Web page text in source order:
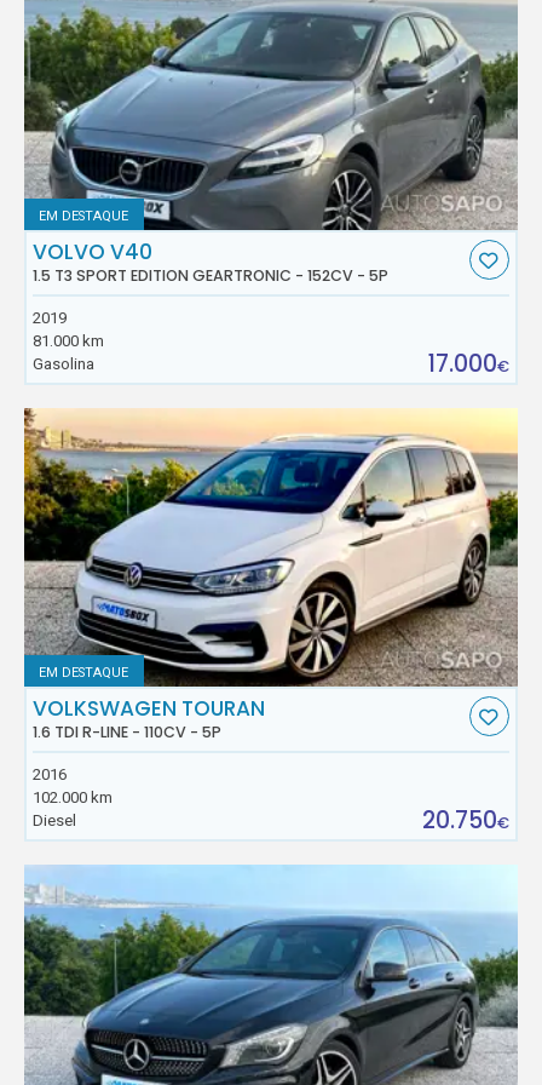
EM DESTAQUE
VOLVO V40
1.5 T3 SPORT EDITION GEARTRONIC - 152CV - 5P
2019
81.000 km
Gasolina
17.000€
EM DESTAQUE
VOLKSWAGEN TOURAN
1.6 TDI R-LINE - 110CV - 5P
2016
102.000 km
Diesel
20.750€